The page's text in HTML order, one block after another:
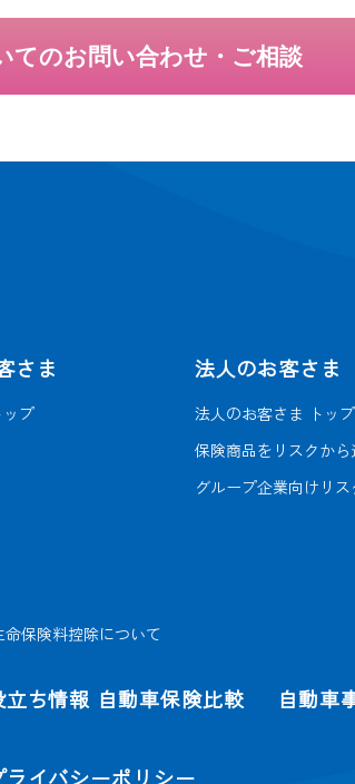
てのお問い合わせ・ご相談
さま
プ
保険料控除について
法人のお客さま
法人のお客さま トップ
保険商品をリスクから
グループ企業向け リ
立ち情報 自動車保険比較 自動車
ライバシーポリシー